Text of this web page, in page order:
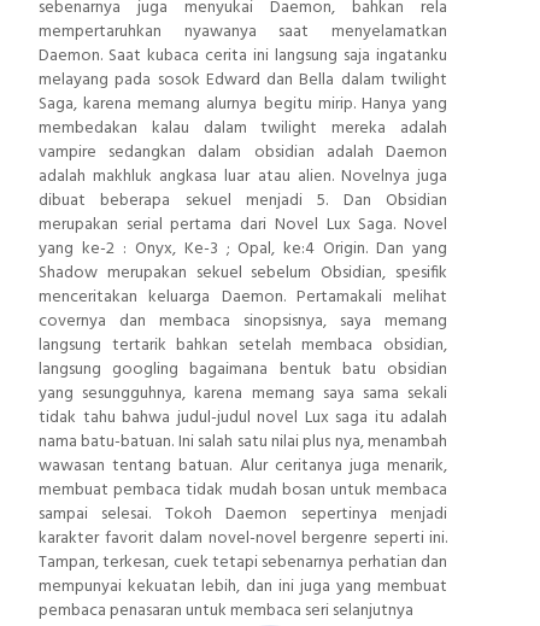
sebenarnya juga menyukai Daemon, bahkan rela
mempertaruhkan nyawanya saat menyelamatkan
Daemon. Saat kubaca cerita ini langsung saja ingatanku
melayang pada sosok Edward dan Bella dalam twilight
Saga, karena memang alurnya begitu mirip. Hanya yang
membedakan kalau dalam twilight mereka adalah
vampire sedangkan dalam obsidian adalah Daemon
adalah makhluk angkasa luar atau alien. Novelnya juga
dibuat beberapa sekuel menjadi 5. Dan Obsidian
merupakan serial pertama dari Novel Lux Saga. Novel
yang ke-2 : Onyx, Ke-3 ; Opal, ke:4 Origin. Dan yang
Shadow merupakan sekuel sebelum Obsidian, spesifik
menceritakan keluarga Daemon. Pertamakali melihat
covernya dan membaca sinopsisnya, saya memang
langsung tertarik bahkan setelah membaca obsidian,
langsung googling bagaimana bentuk batu obsidian
yang sesungguhnya, karena memang saya sama sekali
tidak tahu bahwa judul-judul novel Lux saga itu adalah
nama batu-batuan. Ini salah satu nilai plus nya, menambah
wawasan tentang batuan. Alur ceritanya juga menarik,
membuat pembaca tidak mudah bosan untuk membaca
sampai selesai. Tokoh Daemon sepertinya menjadi
karakter favorit dalam novel-novel bergenre seperti ini.
Tampan, terkesan, cuek tetapi sebenarnya perhatian dan
mempunyai kekuatan lebih, dan ini juga yang membuat
pembaca penasaran untuk membaca seri selanjutnya